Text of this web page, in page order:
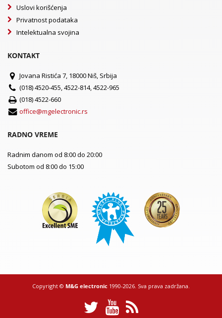
Uslovi korišćenja
Privatnost podataka
Intelektualna svojina
KONTAKT
Jovana Ristića 7, 18000 Niš, Srbija
(018) 4520-455, 4522-814, 4522-965
(018) 4522-660
office@mgelectronic.rs
RADNO VREME
Radnim danom od 8:00 do 20:00
Subotom od 8:00 do 15:00
Copyright © M&G electronic 1990-2026. Sva prava zadržana.